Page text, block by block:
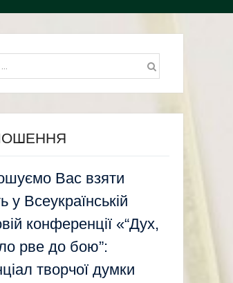
Вас взяти
у Всеукраїнській
конференції «“Дух,
рве до бою”:
творчої думки